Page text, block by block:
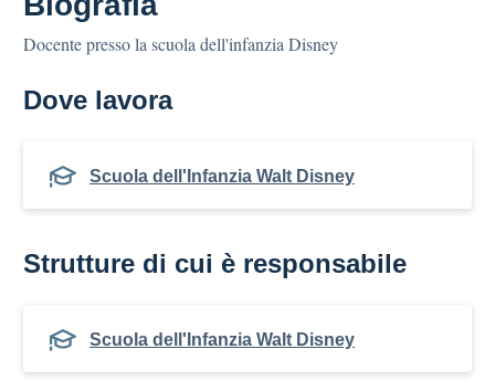
Docente presso la scuola dell'infanzia Disney
Dove lavora
Scuola dell'Infanzia Walt Disney
Strutture di cui è responsabile
Scuola dell'Infanzia Walt Disney